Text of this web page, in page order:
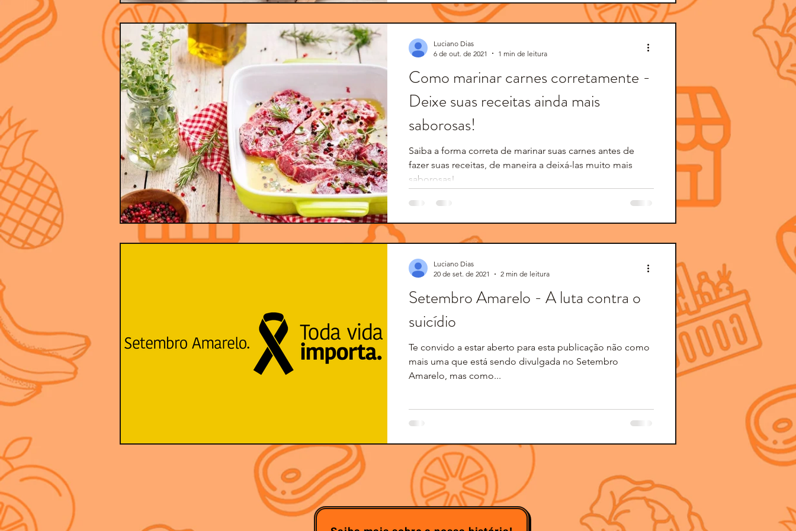
Como marinar carnes corretamente -
Deixe suas receitas ainda mais
saborosas!
Saiba a forma correta de marinar suas carnes antes de
fazer suas receitas, de maneira a deixá-las muito mais
saborosas!
Luciano Dias
6 de out. de 2021
1 min de leitura
Setembro Amarelo - A luta contra o
suicídio
Te convido a estar aberto para esta publicação não como
mais uma que está sendo divulgada no Setembro
Amarelo, mas como...
Luciano Dias
20 de set. de 2021
2 min de leitura